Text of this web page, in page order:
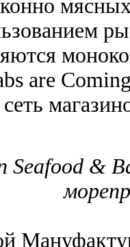
are
сеть
Seafood &